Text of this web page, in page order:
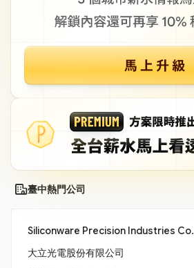
臺中熱門公司
大立光電股份有限公司